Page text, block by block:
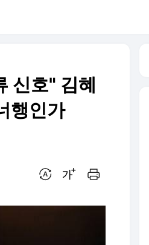
신호" 김혜
행인가